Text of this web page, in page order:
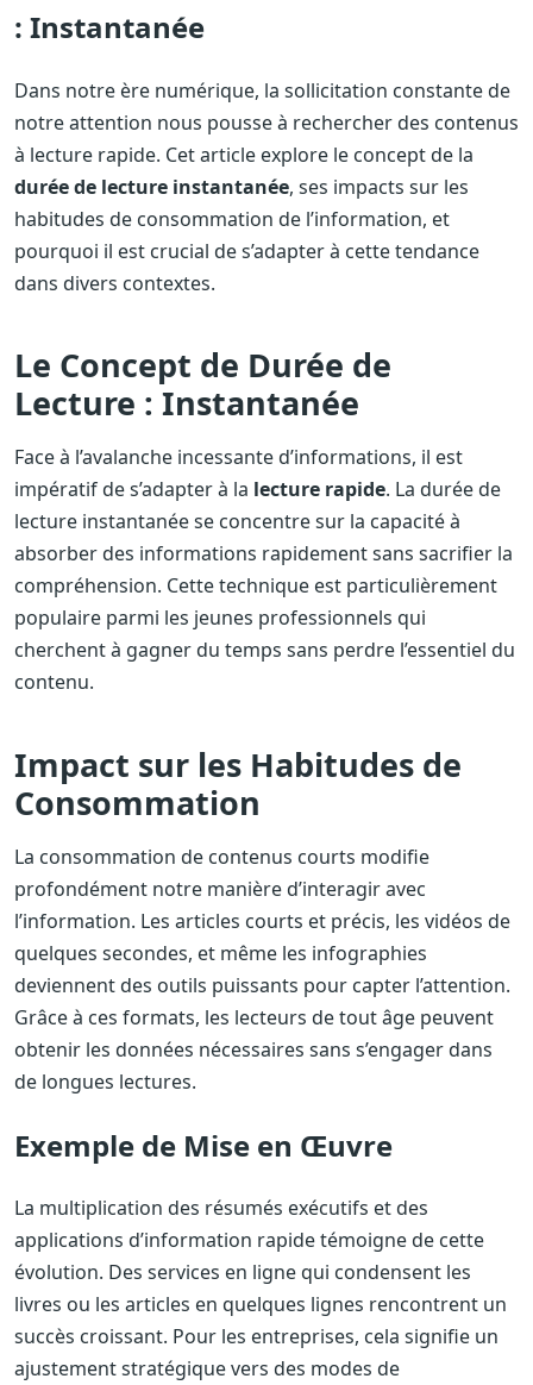
: Instantanée
Dans notre ère numérique, la sollicitation constante de
notre attention nous pousse à rechercher des contenus
à lecture rapide. Cet article explore le concept de la
durée de lecture instantanée, ses impacts sur les
habitudes de consommation de l’information, et
pourquoi il est crucial de s’adapter à cette tendance
dans divers contextes.
Le Concept de Durée de
Lecture : Instantanée
Face à l’avalanche incessante d’informations, il est
impératif de s’adapter à la lecture rapide. La durée de
lecture instantanée se concentre sur la capacité à
absorber des informations rapidement sans sacrifier la
compréhension. Cette technique est particulièrement
populaire parmi les jeunes professionnels qui
cherchent à gagner du temps sans perdre l’essentiel du
contenu.
Impact sur les Habitudes de
Consommation
La consommation de contenus courts modifie
profondément notre manière d’interagir avec
l’information. Les articles courts et précis, les vidéos de
quelques secondes, et même les infographies
deviennent des outils puissants pour capter l’attention.
Grâce à ces formats, les lecteurs de tout âge peuvent
obtenir les données nécessaires sans s’engager dans
de longues lectures.
Exemple de Mise en Œuvre
La multiplication des résumés exécutifs et des
applications d’information rapide témoigne de cette
évolution. Des services en ligne qui condensent les
livres ou les articles en quelques lignes rencontrent un
succès croissant. Pour les entreprises, cela signifie un
ajustement stratégique vers des modes de